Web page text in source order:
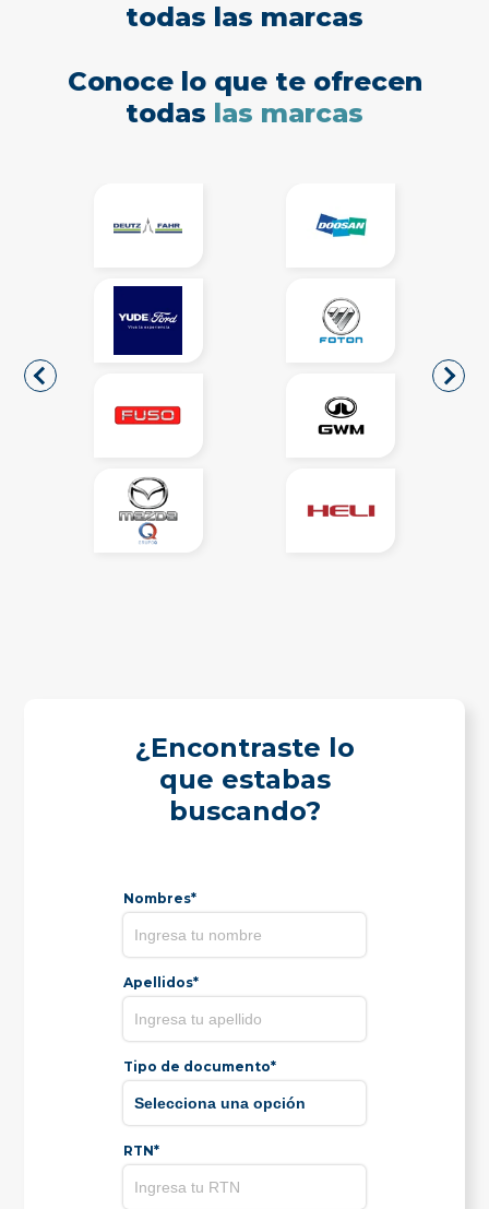
todas las marcas
Conoce lo que te ofrecen
todas las marcas
¿Encontraste lo
que estabas
buscando?
Nombres*
Apellidos*
Tipo de documento*
RTN*